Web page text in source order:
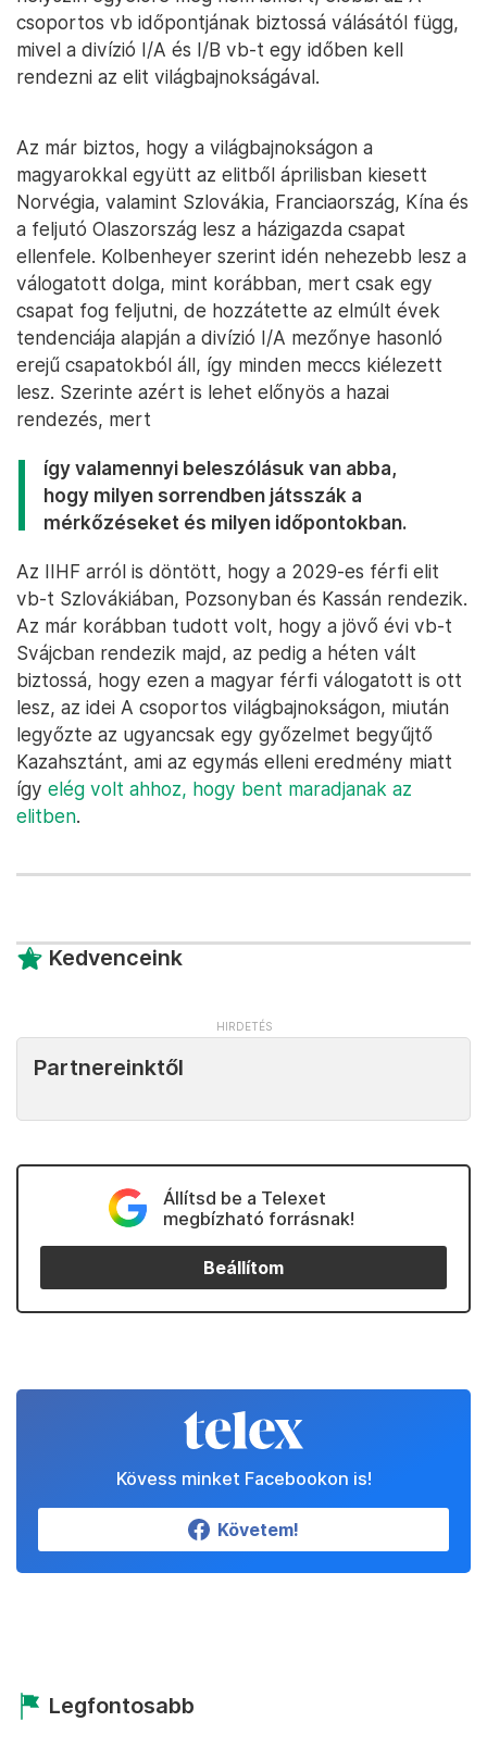
csoportos vb időpontjának biztossá válásától függ,
mivel a divízió I/A és I/B vb-t egy időben kell
rendezni az elit világbajnokságával.
Az már biztos, hogy a világbajnokságon a
magyarokkal együtt az elitből áprilisban kiesett
Norvégia, valamint Szlovákia, Franciaország, Kína és
a feljutó Olaszország lesz a házigazda csapat
ellenfele. Kolbenheyer szerint idén nehezebb lesz a
válogatott dolga, mint korábban, mert csak egy
csapat fog feljutni, de hozzátette az elmúlt évek
tendenciája alapján a divízió I/A mezőnye hasonló
erejű csapatokból áll, így minden meccs kiélezett
lesz. Szerinte azért is lehet előnyös a hazai
rendezés, mert
így valamennyi beleszólásuk van abba,
hogy milyen sorrendben játsszák a
mérkőzéseket és milyen időpontokban.
Az IIHF arról is döntött, hogy a 2029-es férfi elit
vb-t Szlovákiában, Pozsonyban és Kassán rendezik.
Az már korábban tudott volt, hogy a jövő évi vb-t
Svájcban rendezik majd, az pedig a héten vált
biztossá, hogy ezen a magyar férfi válogatott is ott
lesz, az idei A csoportos világbajnokságon, miután
legyőzte az ugyancsak egy győzelmet begyűjtő
Kazahsztánt, ami az egymás elleni eredmény miatt
így elég volt ahhoz, hogy bent maradjanak az
elitben.
Kedvenceink
Partnereinktől
Állítsd be a Telexet
megbízható forrásnak!
Beállítom
Kövess minket Facebookon is!
Követem!
Legfontosabb